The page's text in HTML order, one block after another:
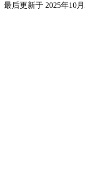
最后更新于 2025年10